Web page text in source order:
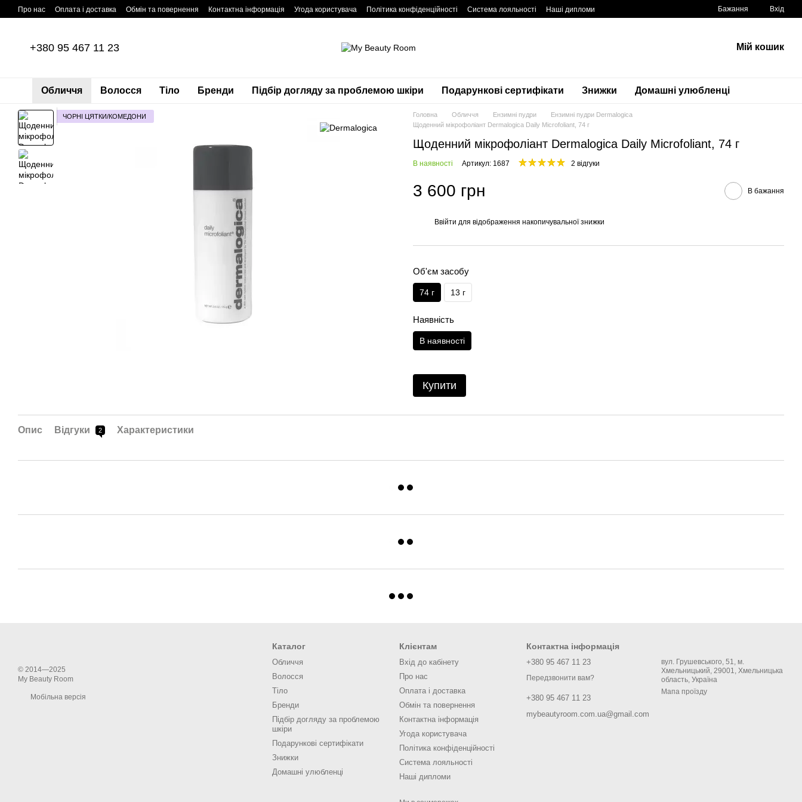
Перейти до основного контенту
Про нас Оплата і доставка Обмін та повернення Контактна інформація Угода користувача Політика конфіденційності Система лояльності Наші дипломи Бажання Вхід
+380 95 467 11 23 Мій кошик
Обличчя Волосся Тіло Бренди Підбір догляду за проблемою шкіри Подарункові сертифікати Знижки Домашні улюбленці
ЧОРНІ ЦЯТКИ/КОМЕДОНИ Головна Обличчя Ензимні пудри
Ензимні пудри Dermalogica
Щоденний мікрофоліант Dermalogica Daily Microfoliant, 74 г
Щоденний мікрофоліант Dermalogica Daily Microfoliant, 74 г
В наявності Артикул: 1687 2 відгуки
3 600 грн В бажання
Ввійти для відображення накопичувальної знижки
Об'єм засобу
74 г 13 г
Наявність
В наявності
Купити
Опис Відгуки 2 Характеристики
© 2014—2025
My Beauty Room
Мобільна версія
Каталог
Обличчя
Волосся
Тіло
Бренди
Підбір догляду за проблемою
шкіри
Подарункові сертифікати
Знижки
Домашні улюбленці
Клієнтам
Вхід до кабінету
Про нас
Оплата і доставка
Обмін та повернення
Контактна інформація
Угода користувача
Політика конфіденційності
Система лояльності
Наші дипломи
Контактна інформація
+380 95 467 11 23
Передзвонити вам?
+380 95 467 11 23
mybeautyroom.com.ua@gmail.com
вул. Грушевського, 51, м.
Хмельницький, 29001, Хмельницька
область, Україна
Мапа проїзду